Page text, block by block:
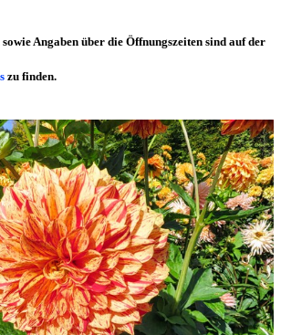
Angaben über die Öffnungszeiten sind auf der
zu finden.